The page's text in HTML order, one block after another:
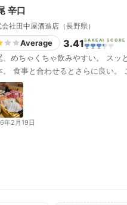
辛口
社田中屋酒造店（長野県）
Average 3.41SAKEAI SCORE
、めちゃくちゃ飲みやすい。 スッ
。 食事と合わせるとさらに良い。
年2月19日